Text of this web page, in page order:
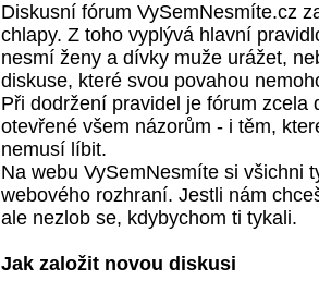
Diskusní fórum VySemNesmíte.cz
chlapy. Z toho vyplývá hlavní
nesmí ženy a dívky muže urážet,
diskuse, které svou povahou
Při dodržení pravidel je fórum zcela
otevřené všem názorům - i těm,
nemusí líbit.
Na webu VySemNesmíte si všichni
webového rozhraní. Jestli nám
ale nezlob se, kdybychom ti tykali.
Jak založit novou diskusi